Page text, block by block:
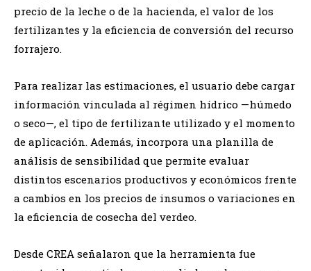
precio de la leche o de la hacienda, el valor de los
fertilizantes y la eficiencia de conversión del recurso
forrajero.
Para realizar las estimaciones, el usuario debe cargar
información vinculada al régimen hídrico —húmedo
o seco—, el tipo de fertilizante utilizado y el momento
de aplicación. Además, incorpora una planilla de
análisis de sensibilidad que permite evaluar
distintos escenarios productivos y económicos frente
a cambios en los precios de insumos o variaciones en
la eficiencia de cosecha del verdeo.
Desde CREA señalaron que la herramienta fue